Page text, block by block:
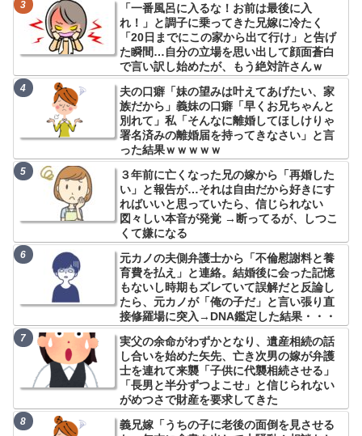
「一番風呂に入るな！お前は最後に入
れ！」と調子に乗ってきた兄嫁に冷たく
「20日までにこの家から出て行け」と告げ
た瞬間…自分の立場を思い出して顔面蒼白
で言い訳し始めたが、もう絶対許さんｗ
夫の口癖「妹の望みは叶えてあげたい、家
族だから」義妹の口癖「早くお兄ちゃんと
別れて」私「そんなに離婚してほしけりゃ
署名済みの離婚届を持ってきなさい」と言
った結果ｗｗｗｗｗ
３年前に亡くなった兄の嫁から「再婚した
い」と報告が…それは自由だから好きにす
ればいいと思っていたら、信じられない
図々しい本音が発覚 →断ってるが、しつこ
くて嫌になる
元カノの夫側弁護士から「不倫慰謝料と養
育費を払え」と連絡。結婚後に会った記憶
もないし時期もズレていて誤解だと反論し
たら、元カノが「俺の子だ」と言い張り直
接修羅場に突入→DNA鑑定した結果・・・
実父の余命がわずかとなり、遺産相続の話
し合いを始めた矢先、亡き次男の嫁が弁護
士を連れて来襲「子供に代襲相続させる」
「長男と半分ずつよこせ」と信じられない
がめつさで財産を要求してきた
義兄嫁「うちの子に老後の面倒を見させる